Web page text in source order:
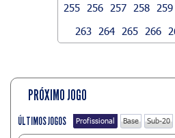
255
256 257 258 259
263
264 265 266
PRÓXIMO JOGO
ÚLTIMOS JOGOS Profissional Base Sub-20